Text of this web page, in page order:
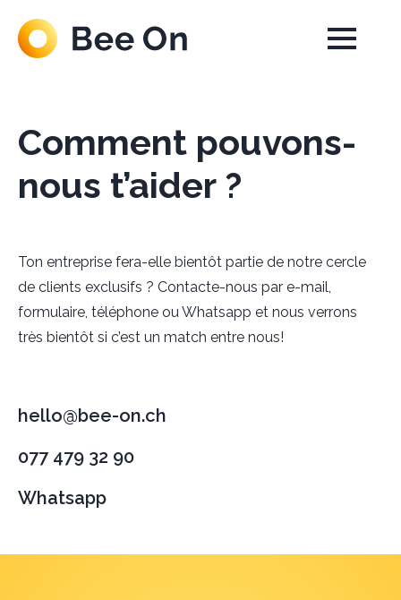
Comment pouvons-
nous t’aider ?
Ton entreprise fera-elle bientôt partie de notre cercle
de clients exclusifs ? Contacte-nous par e-mail,
formulaire, téléphone ou Whatsapp et nous verrons
très bientôt si c’est un match entre nous!
hello@bee-on.ch
077 479 32 90‬
Whatsapp